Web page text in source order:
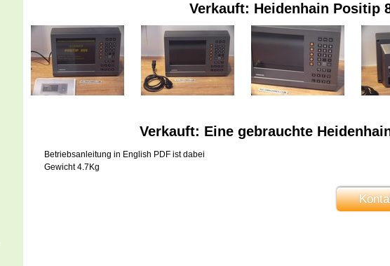
Verkauft: Heidenhain Positip
Verkauft: Eine gebrauchte
Betriebsanleitung in English PDF ist dabei
Gewicht 4.7Kg